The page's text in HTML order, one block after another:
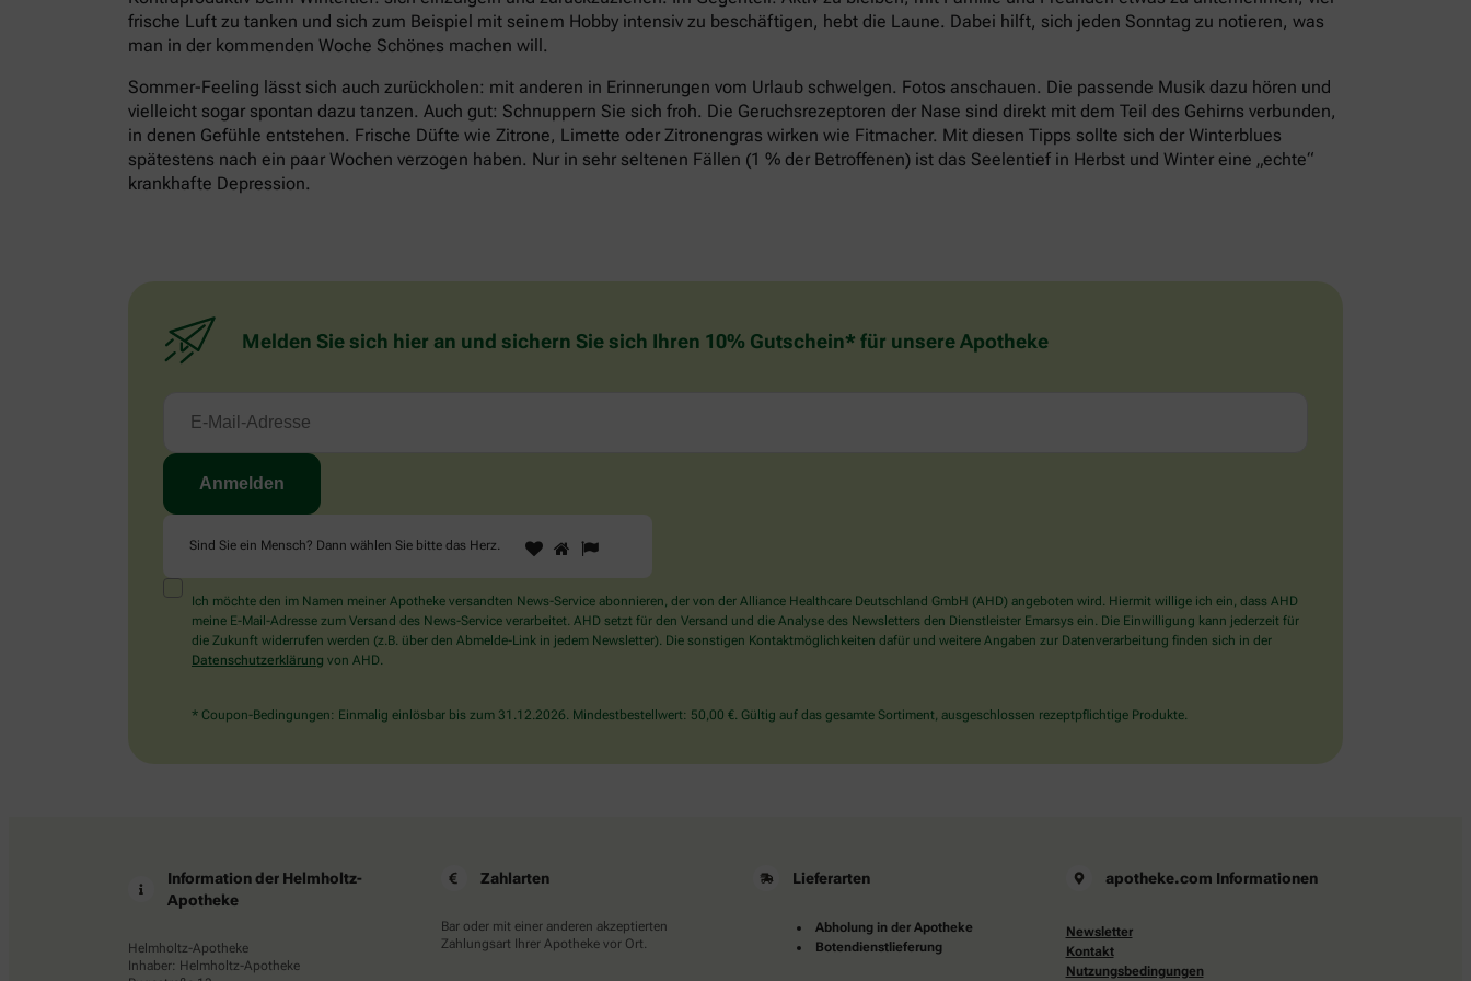
frische Luft zu tanken und sich zum Beispiel mit seinem Hobby intensiv zu beschäftigen, hebt die Laune. Dabei hilft, sich jeden Sonntag zu notieren, was
man in der kommenden Woche Schönes machen will.
Sommer-Feeling lässt sich auch zurückholen: mit anderen in Erinnerungen vom Urlaub schwelgen. Fotos anschauen. Die passende Musik dazu hören und
vielleicht sogar spontan dazu tanzen. Auch gut: Schnuppern Sie sich froh. Die Geruchsrezeptoren der Nase sind direkt mit dem Teil des Gehirns verbunden,
in denen Gefühle entstehen. Frische Düfte wie Zitrone, Limette oder Zitronengras wirken wie Fitmacher. Mit diesen Tipps sollte sich der Winterblues
spätestens nach ein paar Wochen verzogen haben. Nur in sehr seltenen Fällen (1 % der Betroffenen) ist das Seelentief in Herbst und Winter eine „echte“
krankhafte Depression.
Melden Sie sich hier an und sichern Sie sich Ihren 10% Gutschein* für unsere Apotheke
Sind Sie ein Mensch? Dann wählen Sie bitte das Herz.
Sind
Sie
Mensch?
Dann
wählen
Herz.
1 2
Ich möchte den im Namen meiner Apotheke versandten News-Service abonnieren, der von der Alliance Healthcare Deutschland GmbH (AHD) angeboten wird. Hiermit willige ich ein, dass AHD
meine E-Mail-Adresse zum Versand des News-Service verarbeitet. AHD setzt für den Versand und die Analyse des Newsletters den Dienstleister Emarsys ein. Die Einwilligung kann jederzeit für
die Zukunft widerrufen werden (z.B. über den Abmelde-Link in jedem Newsletter). Die sonstigen Kontaktmöglichkeiten dafür und weitere Angaben zur Datenverarbeitung finden sich in der
Datenschutzerklärung von AHD.
* Coupon-Bedingungen: Einmalig einlösbar bis zum 31.12.2026. Mindestbestellwert: 50,00 €. Gültig auf das gesamte Sortiment, ausgeschlossen rezeptpflichtige Produkte.
Information der Helmholtz-
Apotheke
Helmholtz-Apotheke
Inhaber: Helmholtz-Apotheke
Zahlarten
Bar oder mit einer anderen akzeptierten
Zahlungsart Ihrer Apotheke vor Ort.
Lieferarten
Abholung in der Apotheke
Botendienstlieferung
apotheke.com Informationen
Newsletter
Kontakt
Nutzungsbedingungen